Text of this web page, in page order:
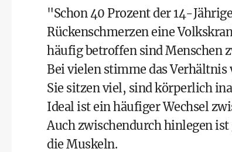
"Schon 40 Prozent der 14-
Rückenschmerzen eine
häufig betroffen sind Menschen
Bei vielen stimme das
Sie sitzen viel, sind körperlich
Ideal ist ein häufiger Wechsel
Auch zwischendurch hinlegen
die Muskeln.